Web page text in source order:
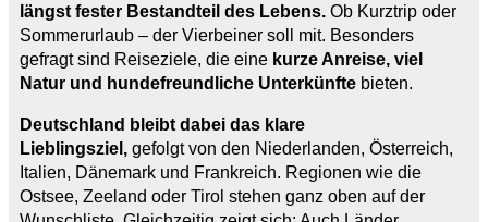
längst fester Bestandteil des Lebens. Ob Kurztrip oder
Sommerurlaub – der Vierbeiner soll mit. Besonders
gefragt sind Reiseziele, die eine kurze Anreise, viel
Natur und hundefreundliche Unterkünfte bieten.
Deutschland bleibt dabei das klare
Lieblingsziel, gefolgt von den Niederlanden, Österreich,
Italien, Dänemark und Frankreich. Regionen wie die
Ostsee, Zeeland oder Tirol stehen ganz oben auf der